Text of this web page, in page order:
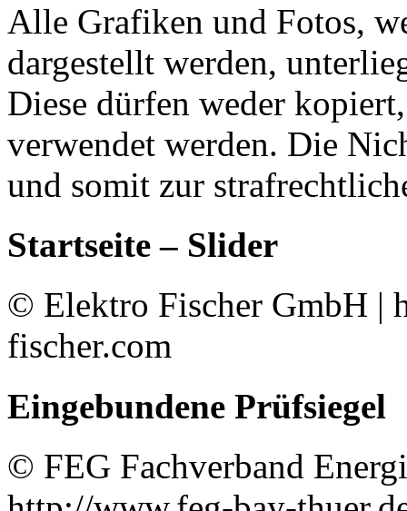
Alle Grafiken und Fotos,
dargestellt werden,
Diese dürfen weder
verwendet werden. Die
und somit zur
Startseite – Slider
© Elektro Fischer GmbH |
fischer.com
Eingebundene Prüfsiegel
© FEG Fachverband